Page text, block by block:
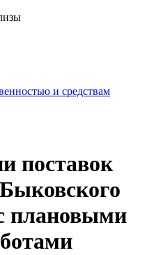
и средствам
поставок
плановыми